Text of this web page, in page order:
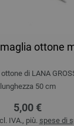
ottone
di LANA
lunghezza 50 cm
5,00 €
IVA., più. spese di